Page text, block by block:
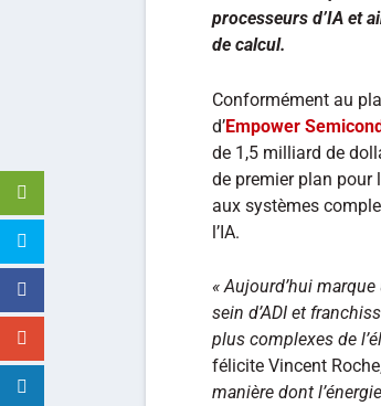
processeurs d’IA et
de calcul.
Conformément au
d’Empower
de 1,5 milliard de
de premier plan pour
aux systèmes
l’IA.
« Aujourd’hui
sein d’ADI et
plus complexes de
félicite Vincent
manière dont